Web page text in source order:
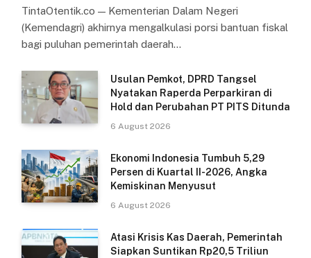
TintaOtentik.co — Kementerian Dalam Negeri
(Kemendagri) akhirnya mengalkulasi porsi bantuan fiskal
bagi puluhan pemerintah daerah…
Usulan Pemkot, DPRD Tangsel
Nyatakan Raperda Perparkiran di
Hold dan Perubahan PT PITS Ditunda
6 August 2026
Ekonomi Indonesia Tumbuh 5,29
Persen di Kuartal II-2026, Angka
Kemiskinan Menyusut
6 August 2026
Atasi Krisis Kas Daerah, Pemerintah
Siapkan Suntikan Rp20,5 Triliun